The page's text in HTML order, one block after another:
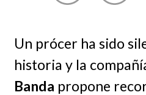
Un prócer ha sido
historia y la
Banda propone